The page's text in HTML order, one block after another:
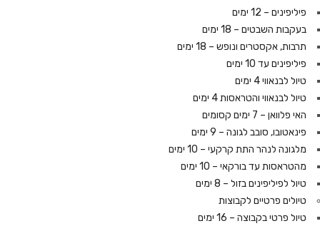
פיליפינים – 12 ימים
בעקבות השבטים – 18 ימים
תרבות, אקסטרים ונופש – 18 ימים
פיליפינים עד 10 ימים
טיול לבנאווי 4 ימים
טיול לבנאווי והטראסות 4 ימים
האי פלוואן – 7 ימים קסומים
פינאטובו, סובב לגונה – 9 ימים
מלגונה לנהר התת קרקעי – 10 ימים
מהטראסות עד בורקאי – 10 ימים
טיול לפיליפינים בזול – 8 ימים
טיולים פרטיים לקבוצות
טיול פרטי בקבוצה – 16 ימים